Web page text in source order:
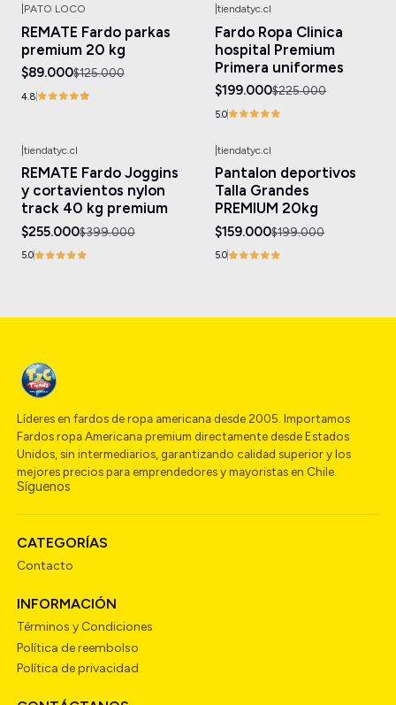
PATO LOCO
REMATE Fardo parkas
premium 20 kg
$89.000$125.000
4.8
tiendatyc.cl
Fardo Ropa Clinica
hospital Premium
Primera uniformes
$199.000$225.000
5.0
tiendatyc.cl
REMATE Fardo Joggins
y cortavientos nylon
track 40 kg premium
$255.000$399.000
5.0
tiendatyc.cl
Pantalon deportivos
Talla Grandes
PREMIUM 20kg
$159.000$199.000
5.0
Líderes en fardos de ropa americana desde 2005. Importamos
Fardos ropa Americana premium directamente desde Estados
Unidos, sin intermediarios, garantizando calidad superior y los
mejores precios para emprendedores y mayoristas en Chile.
Síguenos
CATEGORÍAS
Contacto
INFORMACIÓN
Términos y Condiciones
Política de reembolso
Política de privacidad